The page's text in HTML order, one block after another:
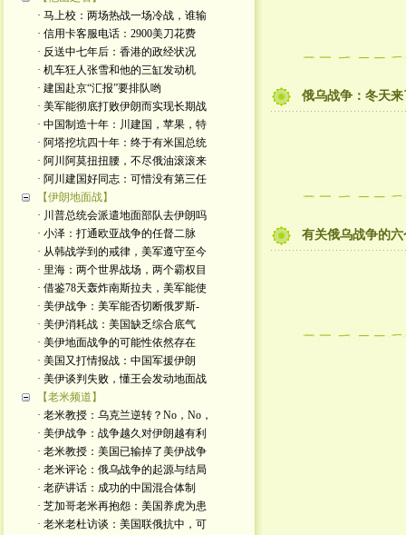
· 马上校：两场热战一场冷战，谁输
· 信用卡客服电话：2900美刀花费
· 反送中七年后：香港的政经状况
· 机车狂人张雪和他的三缸发动机
· 建国赴京“汇报”要排队哟
· 美军能彻底打败伊朗而实现长期战
· 中国制造十年：川建国，苹果，特
· 阿塔挖坑四十年：终于有米国总统
· 阿川阿莫扭扭腰，不尽俄油滚滚来
· 阿川建国好同志：可惜没有第三任
【伊朗地面战】
· 川普总统会派遣地面部队去伊朗吗
· 小泽：打通欧亚战争的任督二脉
· 从韩战学到的戒律，美军遵守至今
· 里海：两个世界战场，两个霸权目
· 借鉴78天轰炸南斯拉夫，美军能使
· 美伊战争：美军能否切断俄罗斯-
· 美伊消耗战：美国缺乏综合底气
· 美伊地面战争的可能性依然存在
· 美国又打情报战：中国军援伊朗
· 美伊谈判失败，懂王会发动地面战
【老米频道】
· 老米教授：乌克兰逆转？No，No，
· 美伊战争：战争越久对伊朗越有利
· 老米教授：美国已输掉了美伊战争
· 老米评论：俄乌战争的起源与结局
· 老萨讲话：成功的中国混合体制
· 芝加哥老米再抱怨：美国养虎为患
· 老米老杜访谈：美国联俄抗中，可
俄乌战争：冬天来
有关俄乌战争的